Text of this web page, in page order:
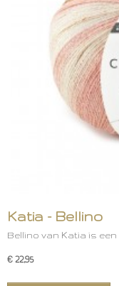
Katia - Bellino
Bellino van Katia is een
€ 22,95